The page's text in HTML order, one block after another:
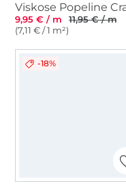
9,95 € / m
11,95 € / m
(7,11 € / 1 m²)
-18%